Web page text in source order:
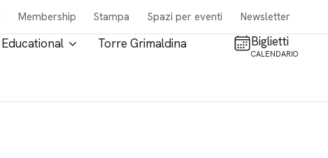
Membership Stampa Spazi per eventi Newsletter
Educational Torre Grimaldina Biglietti
CALENDARIO